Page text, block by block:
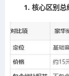
1. 核心区别总